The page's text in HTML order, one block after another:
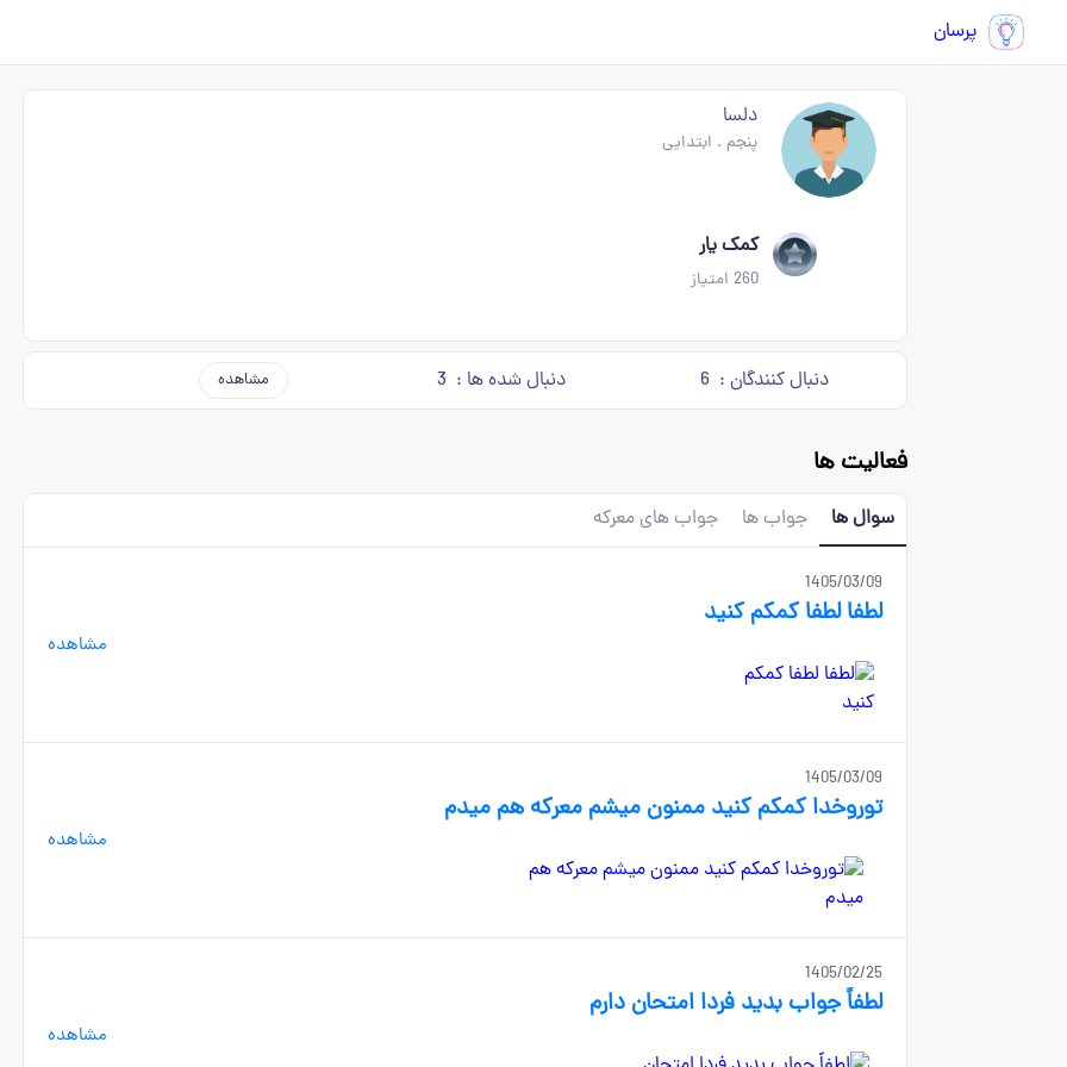
پرسان
دلسا
پنجم . ابتدایی
کمک یار
260 امتیاز
دنبال کنندگان : 6 دنبال شده ها : 3 مشاهده
فعالیت ها
سوال ها جواب ها جواب های معرکه
1405/03/09
لطفا لطفا کمکم کنید
مشاهده
1405/03/09
توروخدا کمکم کنید ممنون میشم معرکه هم میدم
مشاهده
1405/02/25
لطفاً جواب بدید فردا امتحان دارم
مشاهده